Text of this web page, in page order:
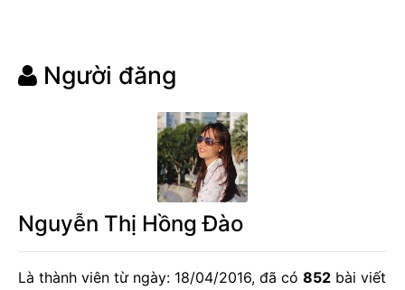
Người đăng
Nguyễn Thị Hồng Đào
Là thành viên từ ngày: 18/04/2016, đã có 852 bài viết